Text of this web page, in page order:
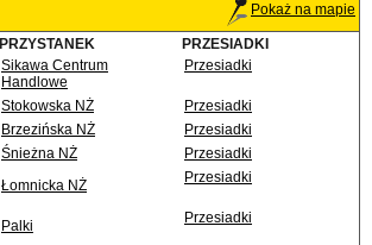
Pokaż na mapie
PRZYSTANEK
PRZESIADKI
Sikawa Centrum
Handlowe
Przesiadki
Stokowska NŻ
Przesiadki
Brzezińska NŻ
Przesiadki
Śnieżna NŻ
Przesiadki
Łomnicka NŻ Przesiadki
Palki Przesiadki